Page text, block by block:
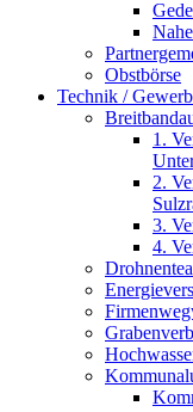
Obstbörse
Technik /
1.
2.
3.
4.